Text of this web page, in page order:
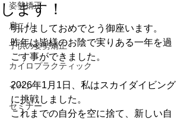
姿勢矯正
肩こり
子供の姿勢矯正
カイロプラクティック
イベント
セミナー
します！
明けましておめでとう御座います。
昨年は皆様のお陰で実りある一年を過
ごす事ができました。
2026年1月1日、私はスカイダイビング
に挑戦しました。
これまでの自分を空に捨て、新しい自